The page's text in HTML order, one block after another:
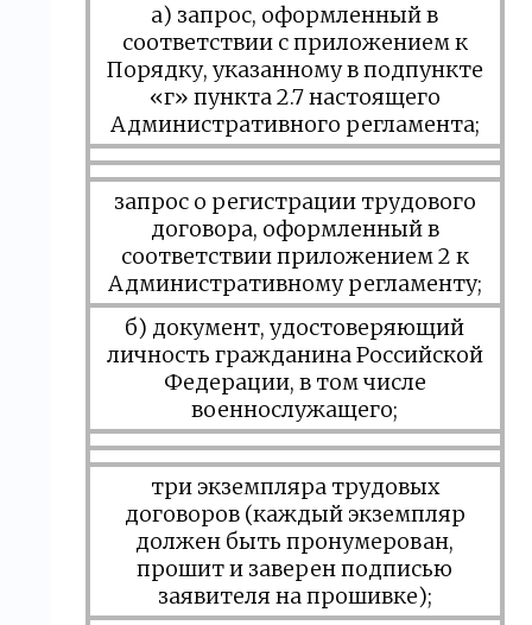
а) запрос, оформленный в
соответствии с приложением к
Порядку, указанному в подпункте
«г» пункта 2.7 настоящего
Административного регламента;
запрос о регистрации трудового
договора, оформленный в
соответствии приложением 2 к
Административному регламенту;
б) документ, удостоверяющий
личность гражданина Российской
Федерации, в том числе
военнослужащего;
три экземпляра трудовых
договоров (каждый экземпляр
должен быть пронумерован,
прошит и заверен подписью
заявителя на прошивке);